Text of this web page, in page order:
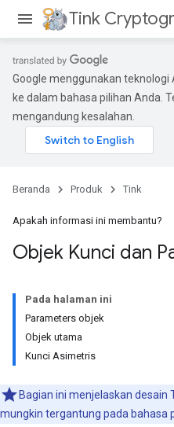
Google menggunakan
ke dalam bahasa pilihan Anda.
mengandung kesalahan.
Beranda Produk Tink
Apakah informasi ini membantu?
Objek Kunci dan
Pada halaman ini
Parameters objek
Objek utama
Kunci Asimetris
Bagian ini menjelaskan
mungkin tergantung pada bahasa